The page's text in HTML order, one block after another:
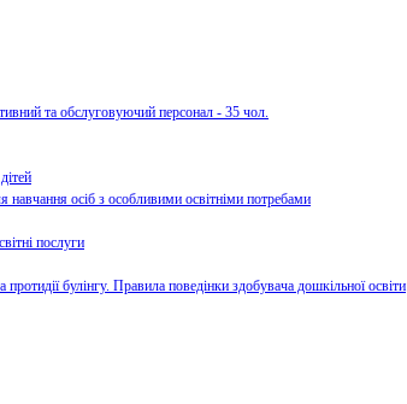
та обслуговуючий персонал - 35 чол.
навчання осіб з особливими освітніми потребами
послуги
булінгу. Правила поведінки здобувача дошкільної освіти